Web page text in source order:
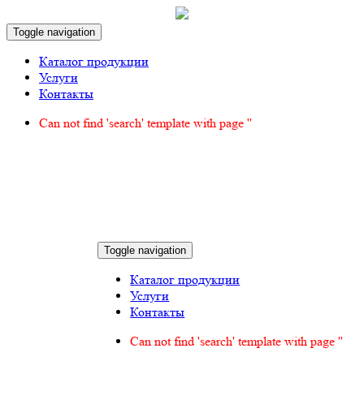
Toggle navigation
Каталог продукции
Услуги
Контакты
Can not find 'search' template with page ''
Toggle navigation
Каталог продукции
Услуги
Контакты
Can not find 'search' template with page ''